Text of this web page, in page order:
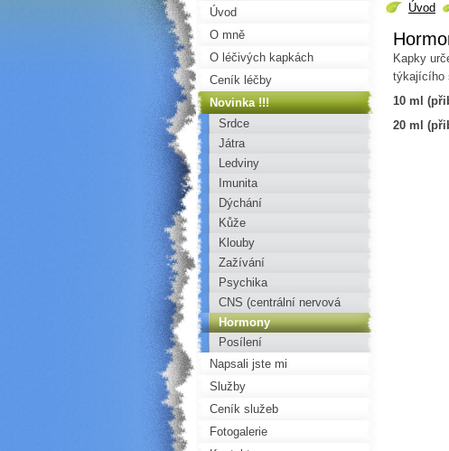
Úvod
Kapky
týkajícího
10 ml
20 ml
Úvod
O mně
O léčivých kapkách
Ceník léčby
Novinka !!!
Srdce
Játra
Ledviny
Imunita
Dýchání
Kůže
Klouby
Zažívání
Psychika
CNS (centrální nervová
soustava)
Hormony
Posílení
Napsali jste mi
Služby
Ceník služeb
Fotogalerie